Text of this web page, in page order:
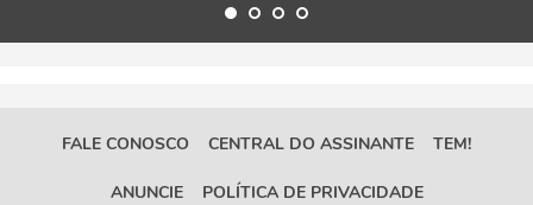
FALE CONOSCO CENTRAL DO ASSINANTE TEM!
ANUNCIE POLÍTICA DE PRIVACIDADE